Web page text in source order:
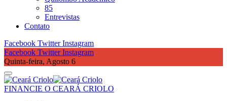
85
Entrevistas
Contato
Facebook Twitter Instagram
Facebook Twitter Instagram
Quinta-feira, Agosto 6
FINANCIE O CEARÁ CRIOLO